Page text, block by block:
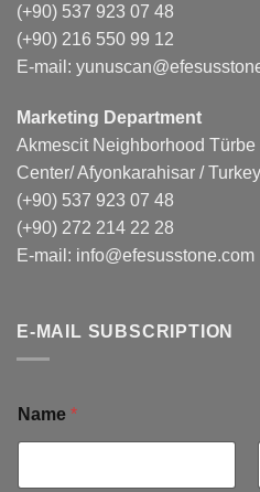
(+90) 537 923 07 48
(+90) 216 550 99 12
E-mail:
Marketing Department
Akmescit Neighborhood Türbe
Center/ Afyonkarahisar / Turkey
(+90) 537 923 07 48
(+90) 272 214 22 28
E-mail: info@efesusstone.com
E-MAIL SUBSCRIPTION
Name *